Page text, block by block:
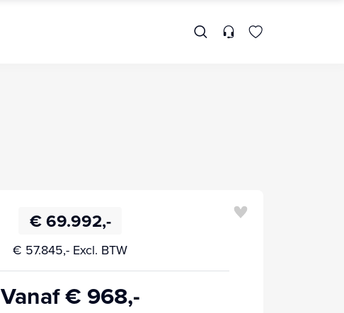
€ 69.992,-
€ 57.845,- Excl. BTW
Vanaf € 968,-